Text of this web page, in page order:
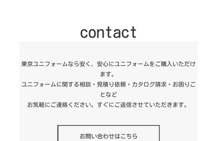
contact
東京ユニフォームなら安く、安心にユニフォームをご購入いただけ
ます。
ユニフォームに関する相談・見積り依頼・カタログ請求・お困りご
となど
お気軽にご連絡ください。すぐにご返信させていただきます。
お問い合わせはこちら